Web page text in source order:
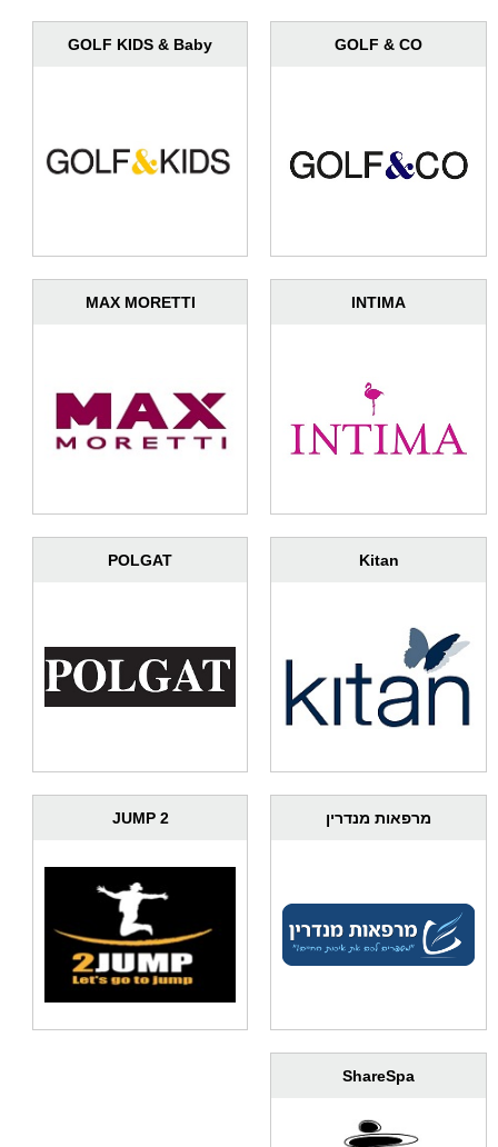
GOLF & CO
GOLF KIDS & Baby
INTIMA
MAX MORETTI
Kitan
POLGAT
מרפאות מנדרין 2 JUMP
ShareSpa